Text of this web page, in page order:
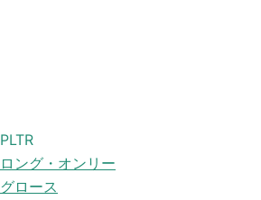
PLTR
ロング・オンリー
グロース